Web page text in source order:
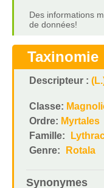
Des informations
de données!
Taxinomie
Descripteur :
Classe:
Ordre: Myrtales
Famille:
Genre:
Rotala
Synonymes